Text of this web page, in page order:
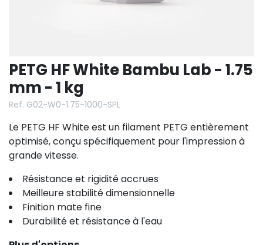
PETG HF White Bambu Lab - 1.75
mm - 1 kg
Ref. G02-W0-1.75-1000-SPL
Le PETG HF White est un filament PETG entièrement
optimisé, conçu spécifiquement pour l'impression à
grande vitesse.
Résistance et rigidité accrues
Meilleure stabilité dimensionnelle
Finition mate fine
Durabilité et résistance à l'eau